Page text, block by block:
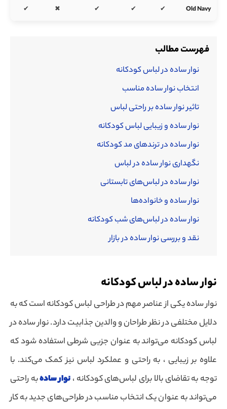
Old Navy
✔
✔
✔
✖
✔
فهرست مطالب
نوار ساده در لباس کودکانه
انتخاب نوار ساده مناسب
تاثیر نوار ساده بر راحتی لباس
نوار ساده و زیبایی لباس کودکانه
نوار ساده در ترندهای مد کودکانه
نگهداری نوار ساده در لباس
نوار ساده در لباس‌های تابستانی
نوار ساده و خانواده‌ها
نوار ساده در لباس‌های شب کودکانه
نقد و بررسی نوار ساده در بازار
نوار ساده در لباس کودکانه
نوار ساده یکی از عناصر مهم در طراحی لباس کودکانه است که به
دلایل مختلفی در نظر طراحان و والدین جذابیت دارد. نوار ساده در
لباس کودکانه می‌تواند به عنوان جزیی شرطی استفاده شود که
علاوه بر زیبایی ، به راحتی و عملکرد لباس نیز کمک می‌کند. با
توجه به تقاضای بالا برای لباس‌های کودکانه ،نوار سادهبه راحتی
می‌تواند به عنوان یک انتخاب مناسب در طراحی‌های جدید به کار